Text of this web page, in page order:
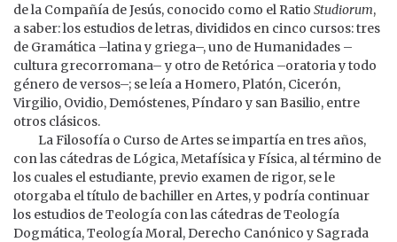
de la Compañía de Jesús, conocido como el Ratio Studiorum,
a saber: los estudios de letras, divididos en cinco cursos: tres
de Gramática –latina y griega–, uno de Humanidades –
cultura grecorromana– y otro de Retórica –oratoria y todo
género de versos–; se leía a Homero, Platón, Cicerón,
Virgilio, Ovidio, Demóstenes, Píndaro y san Basilio, entre
otros clásicos.
La Filosofía o Curso de Artes se impartía en tres años,
con las cátedras de Lógica, Metafísica y Física, al término de
los cuales el estudiante, previo examen de rigor, se le
otorgaba el título de bachiller en Artes, y podría continuar
los estudios de Teología con las cátedras de Teología
Dogmática, Teología Moral, Derecho Canónico y Sagrada